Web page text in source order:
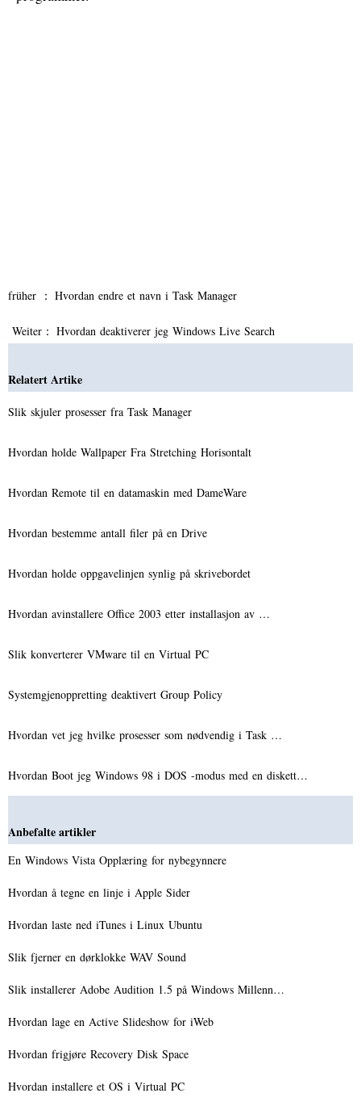
früher ： Hvordan endre et navn i Task Manager
Weiter： Hvordan deaktiverer jeg Windows Live Search
Relatert Artike
Slik skjuler prosesser fra Task Manager
Hvordan holde Wallpaper Fra Stretching Horisontalt
Hvordan Remote til en datamaskin med DameWare
Hvordan bestemme antall filer på en Drive
Hvordan holde oppgavelinjen synlig på skrivebordet
Hvordan avinstallere Office 2003 etter installasjon av …
Slik konverterer VMware til en Virtual PC
Systemgjenoppretting deaktivert Group Policy
Hvordan vet jeg hvilke prosesser som nødvendig i Task …
Hvordan Boot jeg Windows 98 i DOS -modus med en diskett…
Anbefalte artikler
En Windows Vista Opplæring for nybegynnere
Hvordan å tegne en linje i Apple Sider
Hvordan laste ned iTunes i Linux Ubuntu
Slik fjerner en dørklokke WAV Sound
Slik installerer Adobe Audition 1.5 på Windows Millenn…
Hvordan lage en Active Slideshow for iWeb
Hvordan frigjøre Recovery Disk Space
Hvordan installere et OS i Virtual PC